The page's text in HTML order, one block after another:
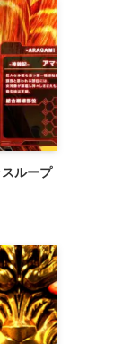
ループ